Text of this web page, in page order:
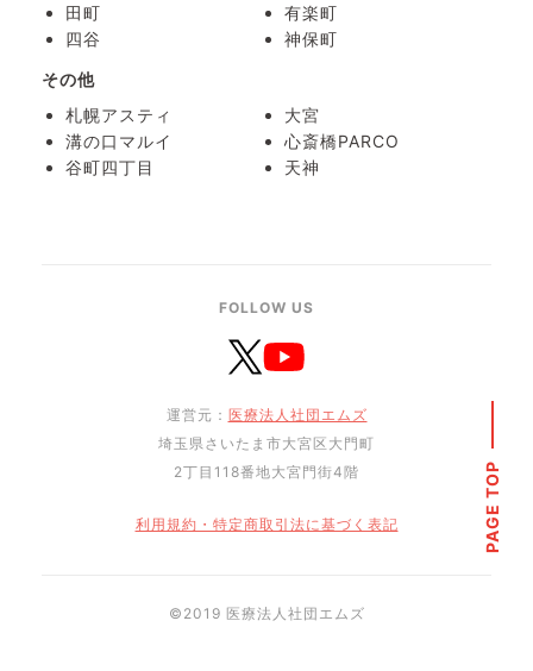
田町
有楽町
四谷
神保町
その他
札幌アスティ
大宮
溝の口マルイ
心斎橋PARCO
谷町四丁目
天神
FOLLOW US
運営元： 医療法人社団エムズ
埼玉県さいたま市大宮区大門町
2丁目118番地大宮門街4階
利用規約・特定商取引法に基づく表記
©︎2019 医療法人社団エムズ
PAGE TOP